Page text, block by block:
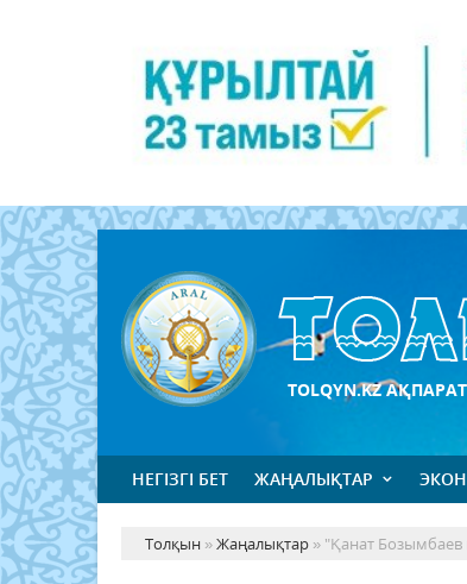
TOLQYN.KZ
НЕГІЗГІ БЕТ ЖАҢАЛЫҚТАР
Толқын »Жаңалықтар » "Қанат Бозымбаев